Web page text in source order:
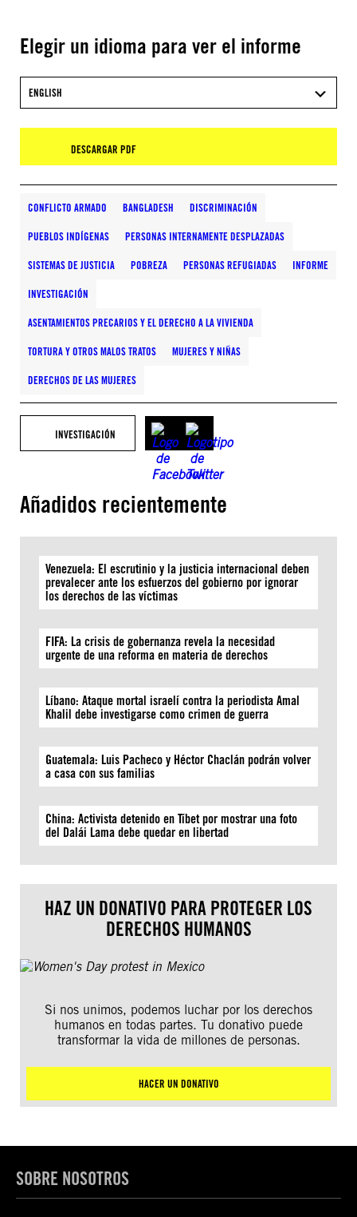
Elegir un idioma para ver el informe
ENGLISH
DESCARGAR PDF
CONFLICTO ARMADO BANGLADESH DISCRIMINACIÓN
PUEBLOS INDÍGENAS PERSONAS INTERNAMENTE DESPLAZADAS
SISTEMAS DE JUSTICIA POBREZA PERSONAS REFUGIADAS INFORME
INVESTIGACIÓN
ASENTAMIENTOS PRECARIOS Y EL DERECHO A LA VIVIENDA
TORTURA Y OTROS MALOS TRATOS MUJERES Y NIÑAS
DERECHOS DE LAS MUJERES
INVESTIGACIÓN
Añadidos recientemente
Venezuela: El escrutinio y la justicia internacional deben
prevalecer ante los esfuerzos del gobierno por ignorar
los derechos de las víctimas
FIFA: La crisis de gobernanza revela la necesidad
urgente de una reforma en materia de derechos
Líbano: Ataque mortal israelí contra la periodista Amal
Khalil debe investigarse como crimen de guerra
Guatemala: Luis Pacheco y Héctor Chaclán podrán volver
a casa con sus familias
China: Activista detenido en Tíbet por mostrar una foto
del Dalái Lama debe quedar en libertad
HAZ UN DONATIVO PARA PROTEGER LOS
DERECHOS HUMANOS
Si nos unimos, podemos luchar por los derechos
humanos en todas partes. Tu donativo puede
transformar la vida de millones de personas.
HACER UN DONATIVO
SOBRE NOSOTROS